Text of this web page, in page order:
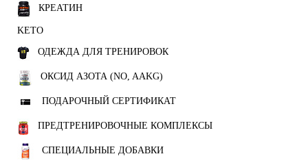
КРЕАТИН
KETO
ОДЕЖДА ДЛЯ ТРЕНИРОВОК
ОКСИД АЗОТА (NO, AAKG)
ПОДАРОЧНЫЙ СЕРТИФИКАТ
ПРЕДТРЕНИРОВОЧНЫЕ КОМПЛЕКСЫ
СПЕЦИАЛЬНЫЕ ДОБАВКИ